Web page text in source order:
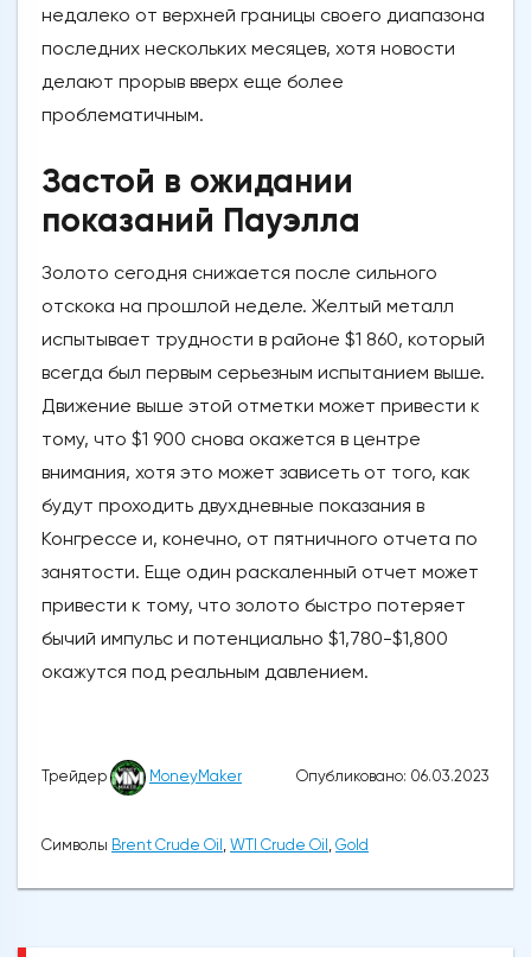
недалеко от верхней границы своего диапазона
последних нескольких месяцев, хотя новости
делают прорыв вверх еще более
проблематичным.
Застой в ожидании
показаний Пауэлла
Золото сегодня снижается после сильного
отскока на прошлой неделе. Желтый металл
испытывает трудности в районе $1 860, который
всегда был первым серьезным испытанием выше.
Движение выше этой отметки может привести к
тому, что $1 900 снова окажется в центре
внимания, хотя это может зависеть от того, как
будут проходить двухдневные показания в
Конгрессе и, конечно, от пятничного отчета по
занятости. Еще один раскаленный отчет может
привести к тому, что золото быстро потеряет
бычий импульс и потенциально $1,780-$1,800
окажутся под реальным давлением.
Трейдер MoneyMaker Опубликовано: 06.03.2023
Символы Brent Crude Oil , WTI Crude Oil , Gold